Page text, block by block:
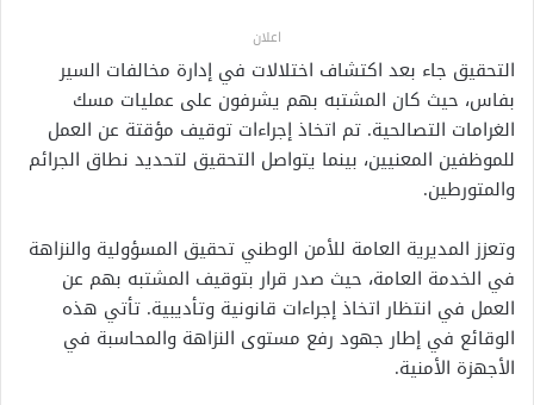
اعلان
التحقيق جاء بعد اكتشاف اختلالات في إدارة مخالفات السير
بفاس، حيث كان المشتبه بهم يشرفون على عمليات مسك
الغرامات التصالحية. تم اتخاذ إجراءات توقيف مؤقتة عن العمل
للموظفين المعنيين، بينما يتواصل التحقيق لتحديد نطاق الجرائم
والمتورطين.
وتعزز المديرية العامة للأمن الوطني تحقيق المسؤولية والنزاهة
في الخدمة العامة، حيث صدر قرار بتوقيف المشتبه بهم عن
العمل في انتظار اتخاذ إجراءات قانونية وتأديبية. تأتي هذه
الوقائع في إطار جهود رفع مستوى النزاهة والمحاسبة في
الأجهزة الأمنية.